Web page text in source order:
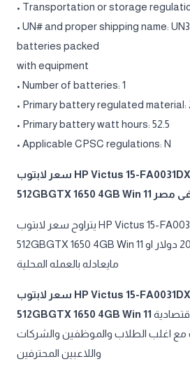
• Transportation or storage
• UN# and proper shipping name:
batteries packed
with equipment
• Number of batteries: 1
• Primary battery regulated material:
• Primary battery watt hours: 52.5
• Applicable CPSC regulations: N
سعر لابتوب HP Victus 15-FA0031DX i5 12450H 8GB
يتراوح سعر لابتوب HP Victus 15-FA0031DX i5 12450H 8GB
512GBGTX 1650 4GB Win 11 عالميا فى حدود 2000 دولار او
مايعادله بالعمله المحلية
سعر لابتوب HP Victus 15-FA0031DX i5 12450H 8GB
512GBGTX 1650 4GB Win 11
مع اغلب الطلاب والموظفين والشركات
واللاعبين المحترفين